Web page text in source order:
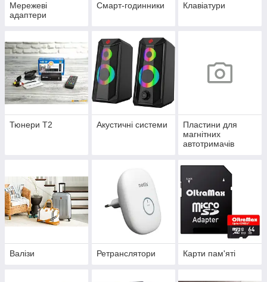
Мережеві
адаптери
Смарт-годинники Клавіатури
Тюнери Т2 Акустичні системи
Пластини для
магнітних
автотримачів
Валізи Ретранслятори Карти пам'яті